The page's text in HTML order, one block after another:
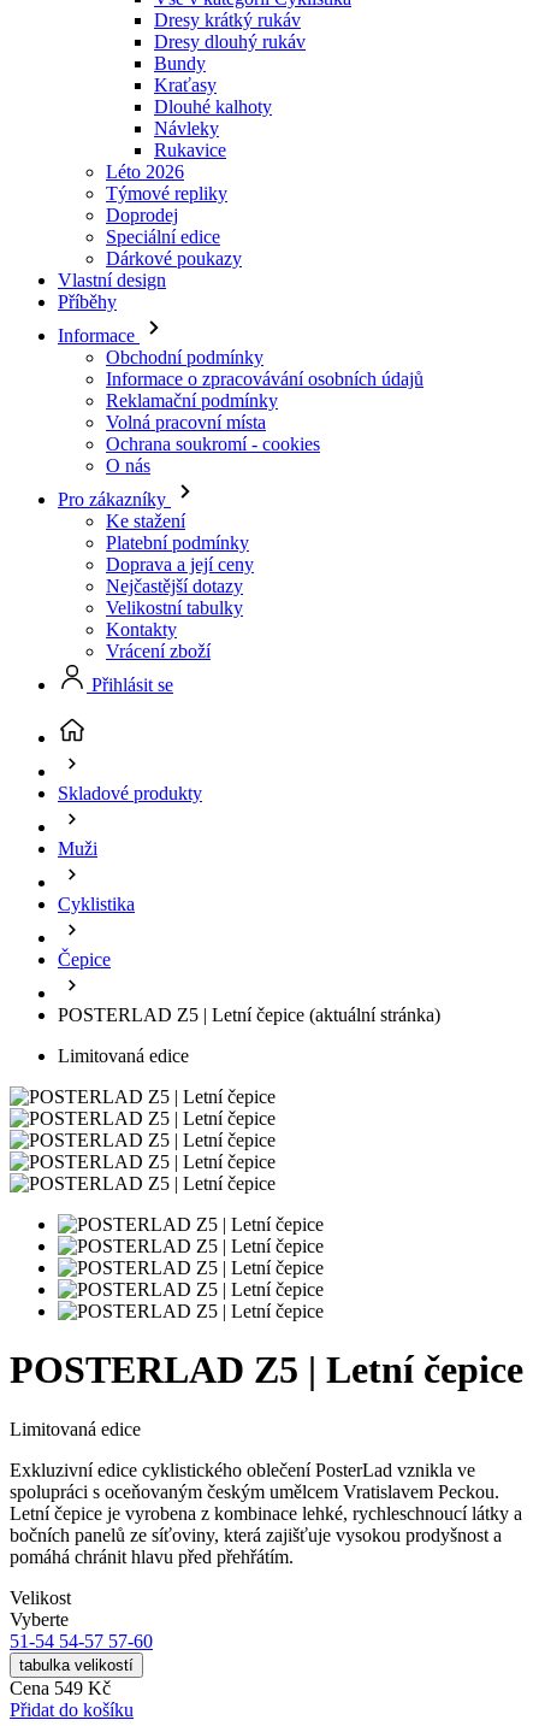
Dresy krátký rukáv
Dresy dlouhý rukáv
Bundy
Kraťasy
Dlouhé kalhoty
Návleky
Rukavice
Léto 2026
Týmové repliky
Doprodej
Speciální edice
Dárkové poukazy
Vlastní design
Příběhy
Informace
Obchodní podmínky
Informace o zpracovávání osobních údajů
Reklamační podmínky
Volná pracovní místa
Ochrana soukromí - cookies
O nás
Pro zákazníky
Ke stažení
Platební podmínky
Doprava a její ceny
Nejčastější dotazy
Velikostní tabulky
Kontakty
Vrácení zboží
Přihlásit se
Skladové produkty
Muži
Cyklistika
Čepice
POSTERLAD Z5 | Letní čepice (aktuální stránka)
Limitovaná edice
POSTERLAD Z5 | Letní čepice
Limitovaná edice
Exkluzivní edice cyklistického oblečení PosterLad vznikla ve
spolupráci s oceňovaným českým umělcem Vratislavem Peckou.
Letní čepice je vyrobena z kombinace lehké, rychleschnoucí látky a
bočních panelů ze síťoviny, která zajišťuje vysokou prodyšnost a
pomáhá chránit hlavu před přehřátím.
Velikost
Vyberte
51-54 54-57 57-60
tabulka velikostí
Cena 549 Kč
Přidat do košíku